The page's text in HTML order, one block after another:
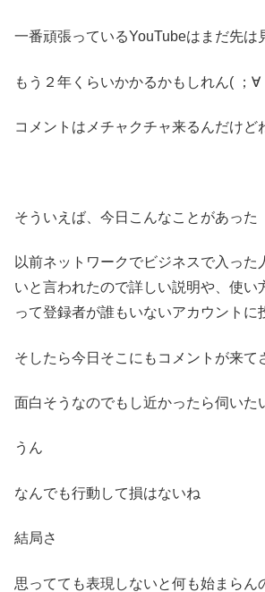
一番頑張っているYouTubeはまだ先は
もう２年くらいかかるかもしれん( ；∀
コメントはメチャクチャ来るんだけど
そういえば、今日こんなことがあった
以前ネットワークでビジネスで入った
いと言われたので詳しい説明や、使い
って登録者が誰もいないアカウントに
そしたら今日そこにもコメントが来て
面白そうなのでもし近かったら伺いた
うん
なんでも行動して損はないね
結局さ
思ってても表現しないと何も始まらん